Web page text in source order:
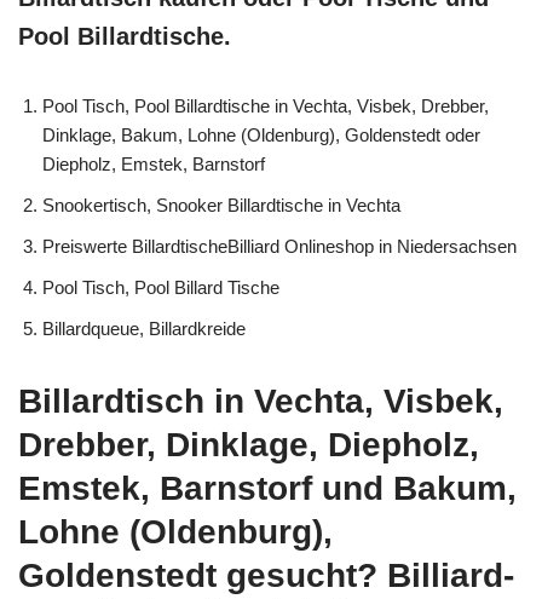
Pool Billardtische.
Pool Tisch, Pool Billardtische in Vechta, Visbek, Drebber,
Dinklage, Bakum, Lohne (Oldenburg), Goldenstedt oder
Diepholz, Emstek, Barnstorf
Snookertisch, Snooker Billardtische in Vechta
Preiswerte BillardtischeBilliard Onlineshop in Niedersachsen
Pool Tisch, Pool Billard Tische
Billardqueue, Billardkreide
Billardtisch in Vechta, Visbek,
Drebber, Dinklage, Diepholz,
Emstek, Barnstorf und Bakum,
Lohne (Oldenburg),
Goldenstedt gesucht? Billiard-